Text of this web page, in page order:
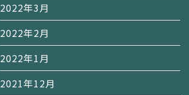
2022年3月
2022年2月
2022年1月
2021年12月